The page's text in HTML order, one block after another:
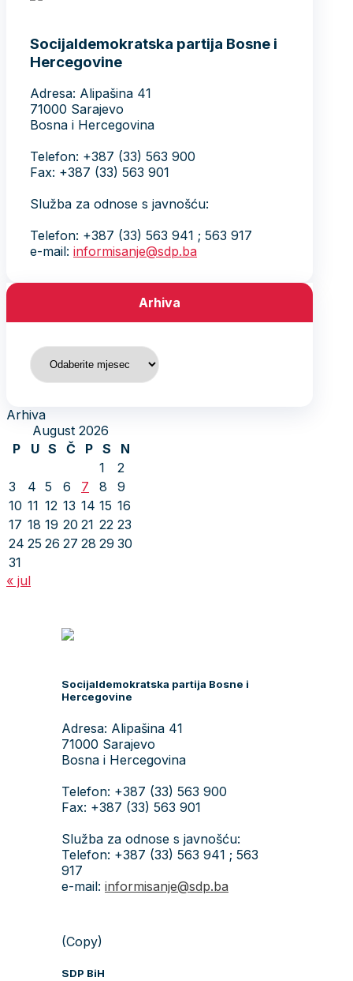
Socijaldemokratska partija Bosne i
Hercegovine
Adresa: Alipašina 41
71000 Sarajevo
Bosna i Hercegovina
Telefon: +387 (33) 563 900
Fax: +387 (33) 563 901
Služba za odnose s javnošću:
Telefon: +387 (33) 563 941 ; 563 917
e-mail: informisanje@sdp.ba
Arhiva
Arhiva
Arhiva
August 2026
P
U S Č P S
N
1
2
3
4 5 6 7 8
9
10 11 12 13 14 15 16
17 18 19 20 21 22 23
24 25 26 27 28 29 30
31
« jul
Socijaldemokratska partija Bosne i
Hercegovine
Adresa: Alipašina 41
71000 Sarajevo
Bosna i Hercegovina
Telefon: +387 (33) 563 900
Fax: +387 (33) 563 901
Služba za odnose s javnošću:
Telefon: +387 (33) 563 941 ; 563
917
e-mail: informisanje@sdp.ba
(Copy)
SDP BiH